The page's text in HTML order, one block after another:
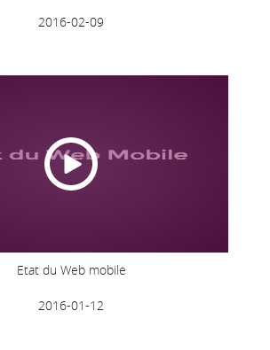
2016-02-09
Etat du Web mobile
2016-01-12